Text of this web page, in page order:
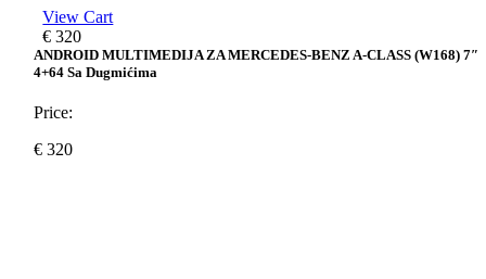
View Cart
€ 320
ANDROID MULTIMEDIJA ZA MERCEDES-BENZ A-CLASS (W168) 7″
4+64 Sa Dugmićima
Price:
€ 320